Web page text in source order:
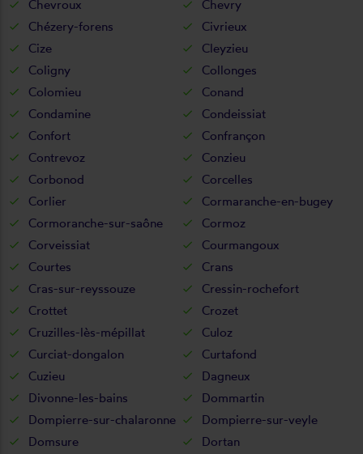
Chevroux
Chevry
Chézery-forens
Civrieux
Cize
Cleyzieu
Coligny
Collonges
Colomieu
Conand
Condamine
Condeissiat
Confort
Confrançon
Contrevoz
Conzieu
Corbonod
Corcelles
Corlier
Cormaranche-en-bugey
Cormoranche-sur-saône
Cormoz
Corveissiat
Courmangoux
Courtes
Crans
Cras-sur-reyssouze
Cressin-rochefort
Crottet
Crozet
Cruzilles-lès-mépillat
Culoz
Curciat-dongalon
Curtafond
Cuzieu
Dagneux
Divonne-les-bains
Dommartin
Dompierre-sur-chalaronne
Dompierre-sur-veyle
Domsure
Dortan